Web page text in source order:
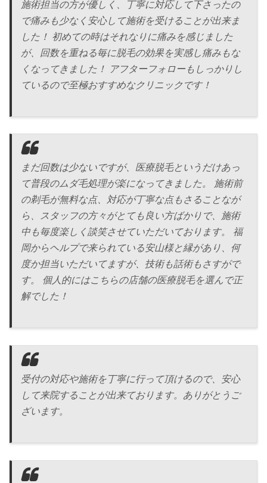
施術担当の方が優しく、丁寧に対応して下さったの
で痛みも少なく安心して施術を受けることが出来ま
した！ 初めての時はそれなりに痛みを感じました
が、回数を重ねる毎に脱毛の効果を実感し痛みもな
くなってきました！ アフターフォローもしっかりし
ているので至極おすすめなクリニックです！
まだ回数は少ないですが、医療脱毛というだけあっ
て普段のムダ毛処理が楽になってきました。 施術前
の剃毛が無料な点、対応が丁寧な点もさることなが
ら、スタッフの方々がとても良い方ばかりで、施術
中も毎度楽しく談笑させていただいております。 福
岡からヘルプで来られている安山様と縁があり、何
度か担当いただいてますが、技術も話術もさすがで
す。 個人的にはこちらの店舗の医療脱毛を選んで正
解でした！
受付の対応や施術を丁寧に行って頂けるので、安心
して来院することが出来ております。ありがとうご
ざいます。